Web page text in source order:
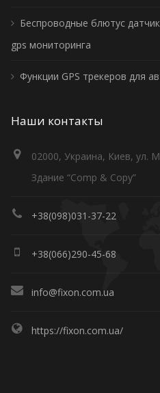
Беспроводные блютус
gps мониторинга
Функции GPS трекеров для
Наши контакты
02000, Украина, Киев, ул.
Здание “Comp & Copy”
+38(098)031-37-22
+38(066)290-45-68
info@fixon.com.ua
https://fixon.com.ua/